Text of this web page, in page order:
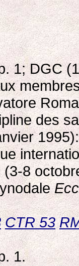
1; DGC
des
8
CTR 53
1.